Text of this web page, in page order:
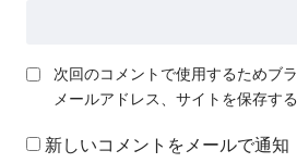
次回のコメントで使用するためブ
メールアドレス、サイトを保存する
新しいコメントをメールで通知